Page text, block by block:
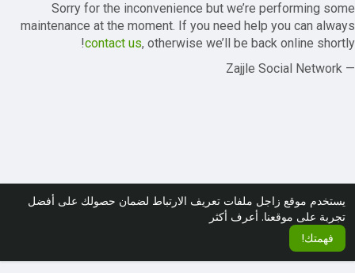
يستخدم موقع زاجل ملفات تعريف الارتباط لضمان حصولك على أفضل
تجربة على موقعنا. أعرف أكثر
فهمتك!
Sorry for the inconvenience but we’re performing some
maintenance at the moment. If you need help you can always
contact us, otherwise we’ll be back online shortly!
— Zajjle Social Network